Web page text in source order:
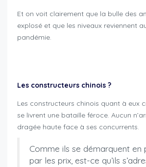
Et on voit clairement que la bulle des
explosé et que les niveaux reviennent
pandémie.
Les constructeurs chinois ?
Les constructeurs chinois quant à eux
se livrent une bataille féroce. Aucun
dragée haute face à ses concurrents.
Comme ils se démarquent en
par les prix, est-ce qu’ils